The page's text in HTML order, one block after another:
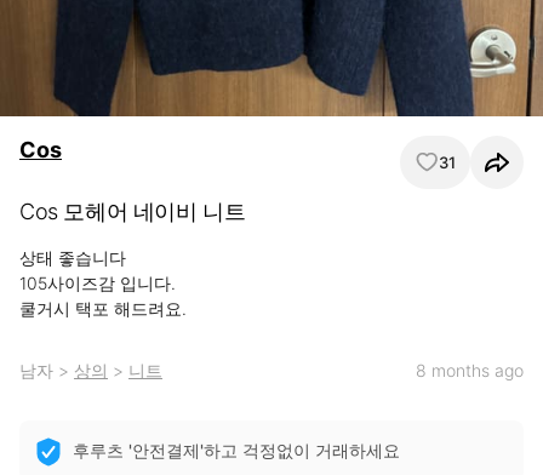
Cos 31
Cos 모헤어 네이비 니트
상태 좋습니다
105사이즈감 입니다.
쿨거시 택포 해드려요.
남자 > 상의 > 니트 8 months ago
후루츠 '안전결제'하고 걱정없이 거래하세요